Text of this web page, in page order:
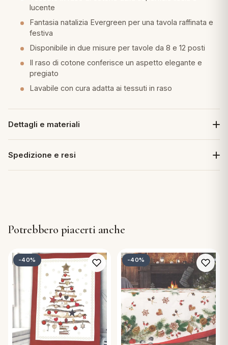
e Pigiami
lucente
Fantasia natalizia Evergreen per una tavola raffinata e
festiva
Disponibile in due misure per tavole da 8 e 12 posti
Il raso di cotone conferisce un aspetto elegante e
pregiato
Lavabile con cura adatta ai tessuti in raso
Dettagli e materiali
Spedizione e resi
Potrebbero piacerti anche
-40% -40%